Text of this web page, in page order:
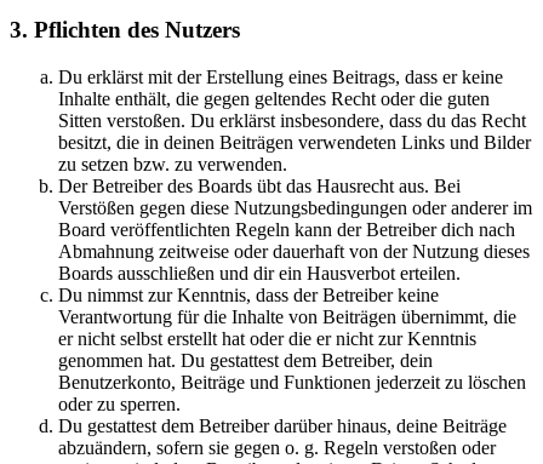
3. Pflichten des Nutzers
Du erklärst mit der Erstellung eines Beitrags, dass er keine
Inhalte enthält, die gegen geltendes Recht oder die guten
Sitten verstoßen. Du erklärst insbesondere, dass du das Recht
besitzt, die in deinen Beiträgen verwendeten Links und Bilder
zu setzen bzw. zu verwenden.
Der Betreiber des Boards übt das Hausrecht aus. Bei
Verstößen gegen diese Nutzungsbedingungen oder anderer im
Board veröffentlichten Regeln kann der Betreiber dich nach
Abmahnung zeitweise oder dauerhaft von der Nutzung dieses
Boards ausschließen und dir ein Hausverbot erteilen.
Du nimmst zur Kenntnis, dass der Betreiber keine
Verantwortung für die Inhalte von Beiträgen übernimmt, die
er nicht selbst erstellt hat oder die er nicht zur Kenntnis
genommen hat. Du gestattest dem Betreiber, dein
Benutzerkonto, Beiträge und Funktionen jederzeit zu löschen
oder zu sperren.
Du gestattest dem Betreiber darüber hinaus, deine Beiträge
abzuändern, sofern sie gegen o. g. Regeln verstoßen oder